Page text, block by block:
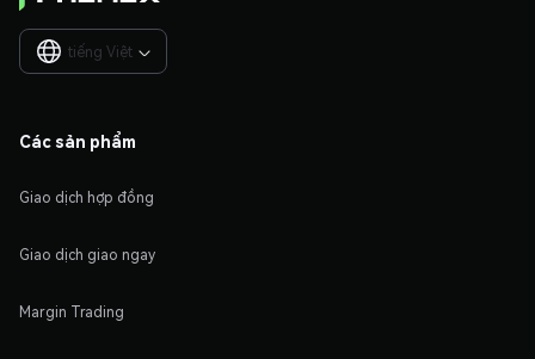
tiếng Việt 
Các sản phẩm
Giao dịch hợp đồng
Giao dịch giao ngay
Margin Trading